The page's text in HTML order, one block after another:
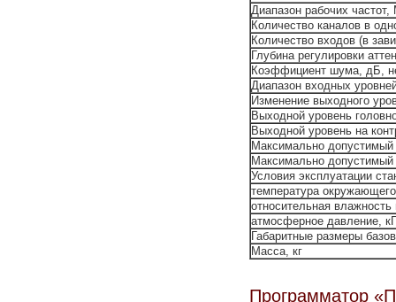
Диапазон рабочих частот,
Количество каналов в
Количество входов (в
Глубина регулировки
Коэффициент шума, дБ,
Диапазон входных
Изменение выходного
Выходной уровень
Выходной уровень на
Максимально допустимый
Максимально
Условия эксплуатации
температура
относительная
атмосферное давление,
Габаритные размеры
Масса, кг
Программатор